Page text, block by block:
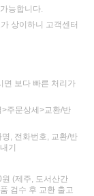
능합니다.
상이하니 고객센터
면 보다 빠른 처리가
주문상세>교환/반
, 전화번호, 교환/반
기
(제주, 도서산간
검수 후 교환 출고